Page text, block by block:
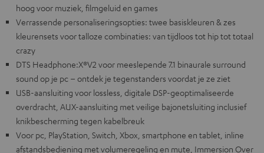
hoog voor muziek, filmgeluid en games
Verrassende personaliseringsopties: twee basiskleuren & zes
kleurensets voor talloze combinaties: van tijdloos tot hip tot totaal
crazy
DTS Headphone:X®V2 voor meeslepende 7.1 binaurale surround
sound op je pc – ontdek je tegenstanders voordat je ze ziet
USB-aansluiting voor lossless, digitale DSP-geoptimaliseerde
overdracht, AUX-aansluiting met veilige bajonetsluiting inclusief
knikbescherming tegen kabelbreuk
Voor pc, PlayStation, Switch, Xbox, smartphone en tablet, inline
afstandsbediening met volumeregeling en mute, Immersion Over